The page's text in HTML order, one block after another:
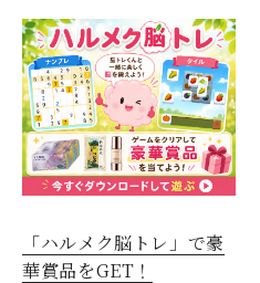
「ハルメク脳トレ」で豪
華賞品をGET！